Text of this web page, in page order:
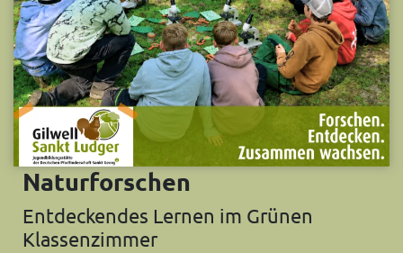
Naturforschen
Entdeckendes Lernen im Grünen
Klassenzimmer